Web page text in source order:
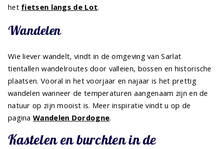
het fietsen langs de Lot.
Wandelen
Wie liever wandelt, vindt in de omgeving van Sarlat
tientallen wandelroutes door valleien, bossen en historische
plaatsen. Vooral in het voorjaar en najaar is het prettig
wandelen wanneer de temperaturen aangenaam zijn en de
natuur op zijn mooist is. Meer inspiratie vindt u op de
paginaWandelen Dordogne.
Kastelen en burchten in de